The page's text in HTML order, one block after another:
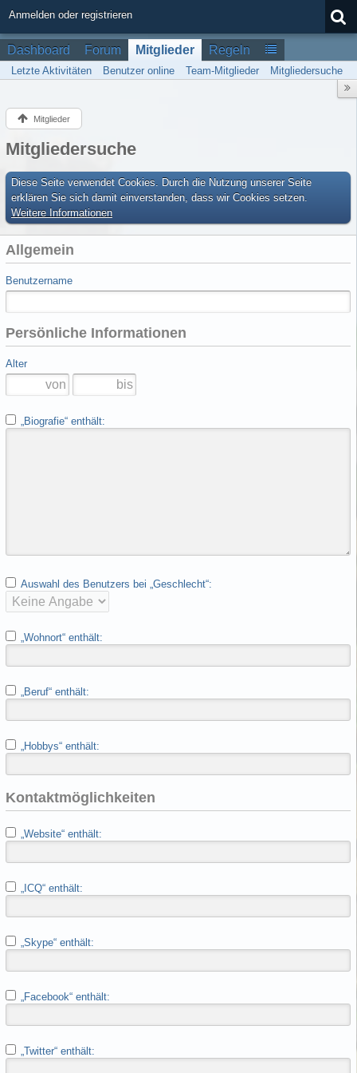
Anmelden oder registrieren
Dashboard Forum Mitglieder Regeln
Letzte Aktivitäten Benutzer online Team-Mitglieder Mitgliedersuche
Mitglieder
Mitgliedersuche
Diese Seite verwendet Cookies. Durch die Nutzung unserer Seite
erklären Sie sich damit einverstanden, dass wir Cookies setzen.
Weitere Informationen
Allgemein
Benutzername
Persönliche Informationen
Alter
„Biografie“ enthält:
Auswahl des Benutzers bei „Geschlecht“:
„Wohnort“ enthält:
„Beruf“ enthält:
„Hobbys“ enthält:
Kontaktmöglichkeiten
„Website“ enthält:
„ICQ“ enthält:
„Skype“ enthält:
„Facebook“ enthält:
„Twitter“ enthält: